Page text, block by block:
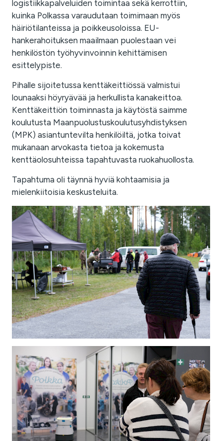
logistiikkapalveluiden toimintaa sekä kerrottiin,
kuinka Polkassa varaudutaan toimimaan myös
häiriötilanteissa ja poikkeusoloissa. EU-
hankerahoituksen maailmaan puolestaan vei
henkilöstön työhyvinvoinnin kehittämisen
esittelypiste.
Pihalle sijoitetussa kenttäkeittiössä valmistui
lounaaksi höyryävää ja herkullista kanakeittoa.
Kenttäkeittiön toiminnasta ja käytöstä saimme
koulutusta Maanpuolustuskoulutusyhdistyksen
(MPK) asiantuntevilta henkilöiltä, jotka toivat
mukanaan arvokasta tietoa ja kokemusta
kenttäolosuhteissa tapahtuvasta ruokahuollosta.
Tapahtuma oli täynnä hyviä kohtaamisia ja
mielenkiitoisia keskusteluita.